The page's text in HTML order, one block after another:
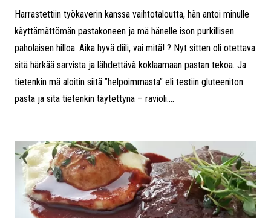
Harrastettiin työkaverin kanssa vaihtotaloutta, hän antoi minulle
käyttämättömän pastakoneen ja mä hänelle ison purkillisen
paholaisen hilloa. Aika hyvä diili, vai mitä! ? Nyt sitten oli otettava
sitä härkää sarvista ja lähdettävä koklaamaan pastan tekoa. Ja
tietenkin mä aloitin siitä ”helpoimmasta” eli testiin gluteeniton
pasta ja sitä tietenkin täytettynä – ravioli....